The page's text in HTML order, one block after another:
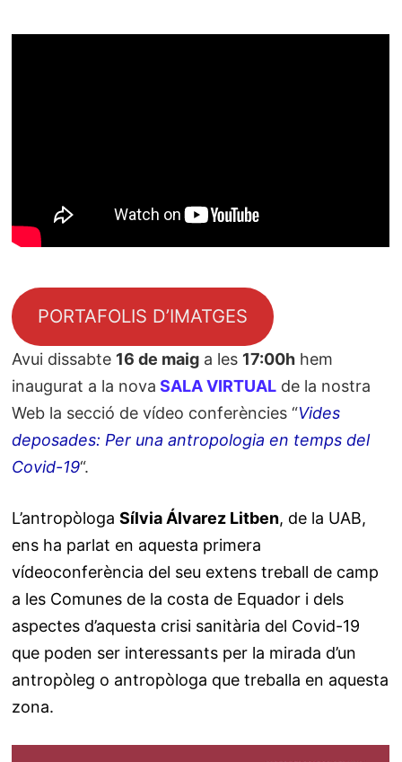
PORTAFOLIS D’IMATGES
Avui dissabte 16 de maig a les 17:00h hem
inaugurat a la nova SALA VIRTUAL de la nostra
Web la secció de vídeo conferències “Vides
deposades: Per una antropologia en temps del
Covid-19“.
L’antropòlogaSílvia Álvarez Litben, de la UAB,
ens ha parlat en aquesta primera
vídeoconferència del seu extens treball de camp
a les Comunes de la costa de Equador i dels
aspectes d’aquesta crisi sanitària del Covid-19
que poden ser interessants per la mirada d’un
antropòleg o antropòloga que treballa en aquesta
zona.